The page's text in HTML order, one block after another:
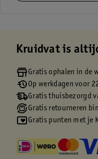
Kruidvat is
Gratis ophalen in de
Op werkdagen voor
Gratis thuisbezorgd
Gratis retourneren
Gratis punten met je